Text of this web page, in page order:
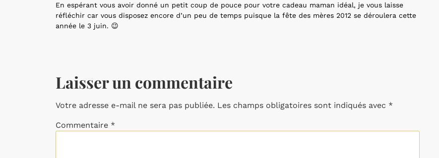
En espérant vous avoir donné un petit coup de pouce pour votre cadeau maman idéal, je vous laisse
réfléchir car vous disposez encore d’un peu de temps puisque la fête des mères 2012 se déroulera cette
année le 3 juin. 😉
Laisser un commentaire
Votre adresse e-mail ne sera pas publiée. Les champs obligatoires sont indiqués avec *
Commentaire *